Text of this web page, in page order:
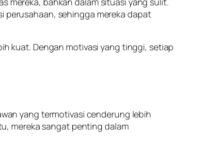
perusahaan, sehingga mereka dapat
kuat. Dengan motivasi yang tinggi, setiap
yang termotivasi cenderung lebih
mereka sangat penting dalam